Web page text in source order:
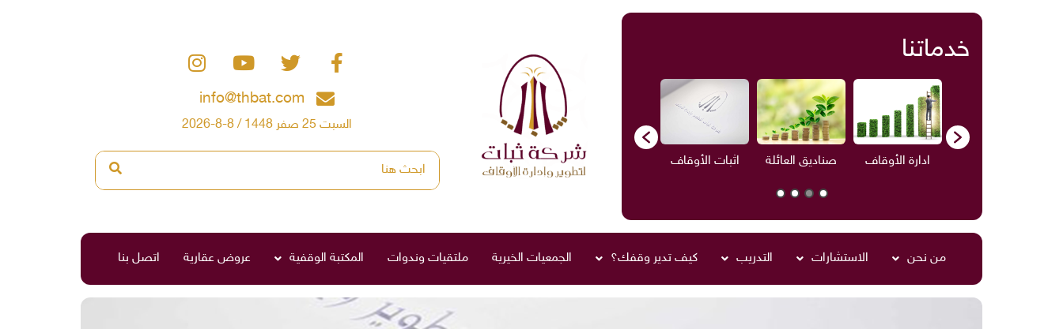
خدماتنا
ادارة الأوقاف صناديق العائلة اثبات الأوقاف الاستشارات ادارة الأوقاف صناديق العائلة
info@thbat.com
السبت 25 صفر 1448 / 8-8-2026
من نحن الاستشارات التدريب كيف تدير وقفك؟ الجمعيات الخيرية ملتقيات وندوات المكتبة الوقفية عروض عقارية اتصل بنا